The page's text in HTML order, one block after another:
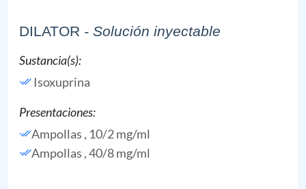
DILATOR - Solución inyectable
Sustancia(s):
Isoxuprina
Presentaciones:
Ampollas , 10/2 mg/ml
Ampollas , 40/8 mg/ml